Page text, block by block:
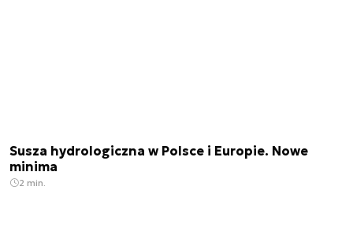
Susza hydrologiczna w Polsce i Europie. Nowe
minima
2 min.